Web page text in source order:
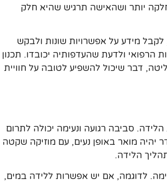
יותר ושהאישה תרגיש שהיא חלק
מידע על אפשרויות שונות ולבקש
הרפואי ולדעת שהעדפותיה יכובדו. תכנון
דבר שיכול להשפיע לטובה על חוויית
סביבה רגועה ונעימה יכולה לתרום
מואר באופן נעים, עם מוזיקה שקטה
הלידה.
לדוגמה, אם יש אפשרות ללידה במים,